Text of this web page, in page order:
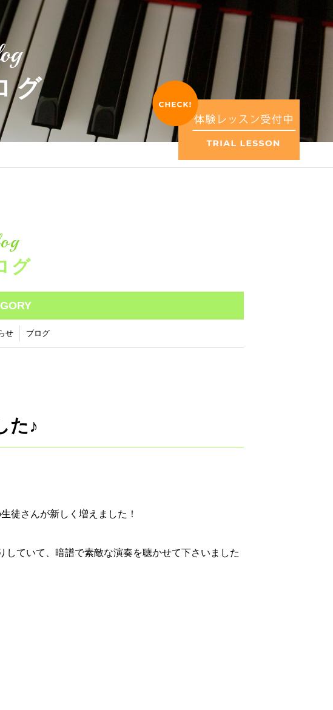
グ
グ
せ ブログ
た♪
徒さんが新しく増えました！
ていて、暗譜で素敵な演奏を聴かせて下さいました